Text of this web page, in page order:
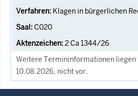
Klagen in bürgerlichen
C020
2 Ca 1344/26
Weitere Termininformationen liegen
10.08.2026, nicht vor.